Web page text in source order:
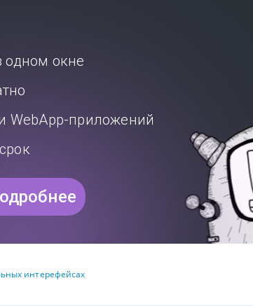
одном окне
WebApp-приложений
интерефейсах